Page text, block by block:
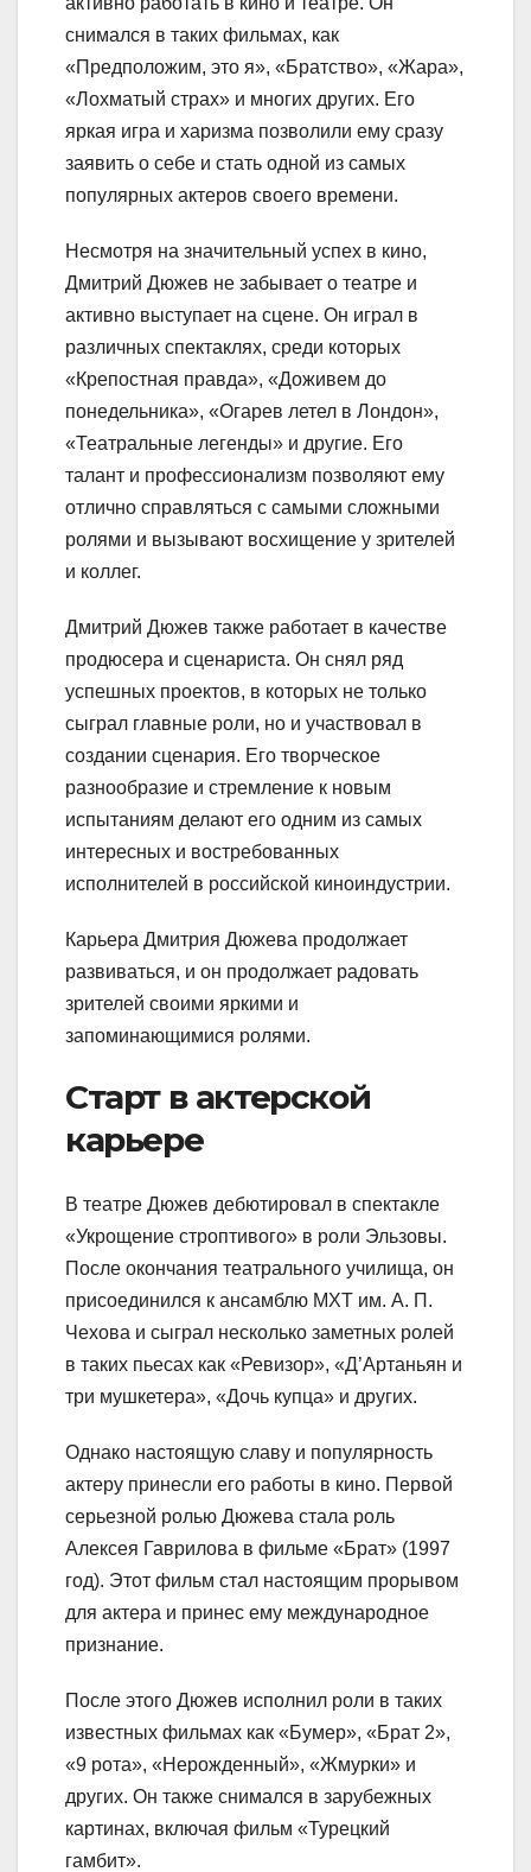
снимался в таких фильмах, как
«Предположим, это я», «Братство», «Жара»,
«Лохматый страх» и многих других. Его
яркая игра и харизма позволили ему сразу
заявить о себе и стать одной из самых
популярных актеров своего времени.
Несмотря на значительный успех в кино,
Дмитрий Дюжев не забывает о театре и
активно выступает на сцене. Он играл в
различных спектаклях, среди которых
«Крепостная правда», «Доживем до
понедельника», «Огарев летел в Лондон»,
«Театральные легенды» и другие. Его
талант и профессионализм позволяют ему
отлично справляться с самыми сложными
ролями и вызывают восхищение у зрителей
и коллег.
Дмитрий Дюжев также работает в качестве
продюсера и сценариста. Он снял ряд
успешных проектов, в которых не только
сыграл главные роли, но и участвовал в
создании сценария. Его творческое
разнообразие и стремление к новым
испытаниям делают его одним из самых
интересных и востребованных
исполнителей в российской киноиндустрии.
Карьера Дмитрия Дюжева продолжает
развиваться, и он продолжает радовать
зрителей своими яркими и
запоминающимися ролями.
Старт в актерской
карьере
В театре Дюжев дебютировал в спектакле
«Укрощение строптивого» в роли Эльзовы.
После окончания театрального училища, он
присоединился к ансамблю МХТ им. А. П.
Чехова и сыграл несколько заметных ролей
в таких пьесах как «Ревизор», «Д’Артаньян и
три мушкетера», «Дочь купца» и других.
Однако настоящую славу и популярность
актеру принесли его работы в кино. Первой
серьезной ролью Дюжева стала роль
Алексея Гаврилова в фильме «Брат» (1997
год). Этот фильм стал настоящим прорывом
для актера и принес ему международное
признание.
После этого Дюжев исполнил роли в таких
известных фильмах как «Бумер», «Брат 2»,
«9 рота», «Нерожденный», «Жмурки» и
других. Он также снимался в зарубежных
картинах, включая фильм «Турецкий
гамбит».